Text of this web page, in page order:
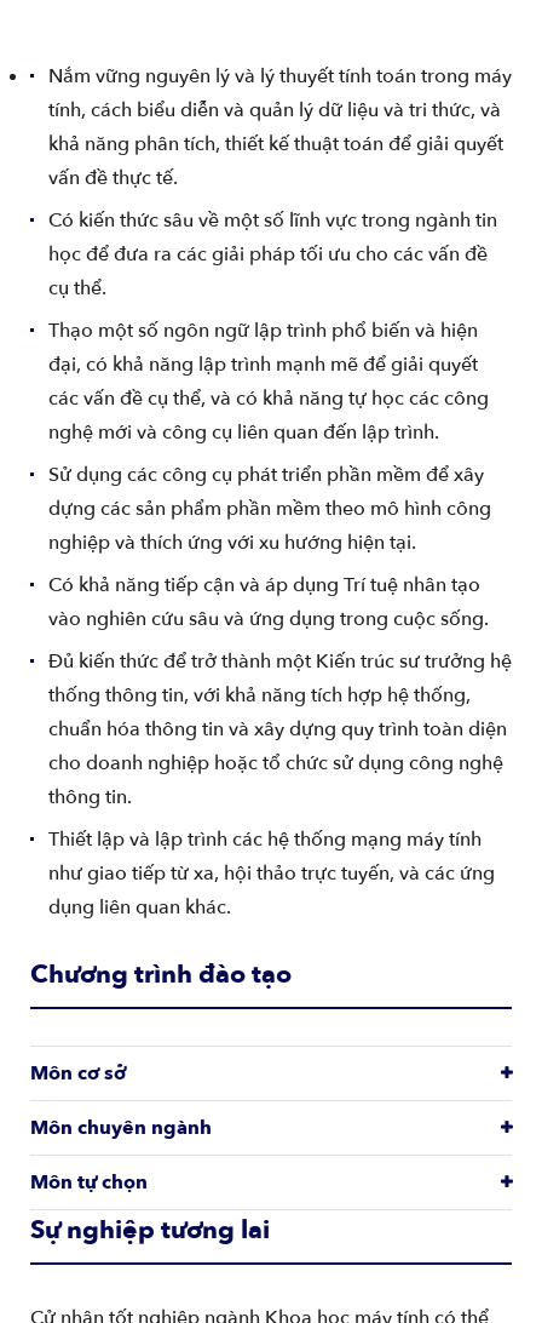
Nắm vững nguyên lý và lý thuyết tính toán trong máy
tính, cách biểu diễn và quản lý dữ liệu và tri thức, và
khả năng phân tích, thiết kế thuật toán để giải quyết
vấn đề thực tế.
Có kiến thức sâu về một số lĩnh vực trong ngành tin
học để đưa ra các giải pháp tối ưu cho các vấn đề
cụ thể.
Thạo một số ngôn ngữ lập trình phổ biến và hiện
đại, có khả năng lập trình mạnh mẽ để giải quyết
các vấn đề cụ thể, và có khả năng tự học các công
nghệ mới và công cụ liên quan đến lập trình.
Sử dụng các công cụ phát triển phần mềm để xây
dựng các sản phẩm phần mềm theo mô hình công
nghiệp và thích ứng với xu hướng hiện tại.
Có khả năng tiếp cận và áp dụng Trí tuệ nhân tạo
vào nghiên cứu sâu và ứng dụng trong cuộc sống.
Đủ kiến thức để trở thành một Kiến trúc sư trưởng hệ
thống thông tin, với khả năng tích hợp hệ thống,
chuẩn hóa thông tin và xây dựng quy trình toàn diện
cho doanh nghiệp hoặc tổ chức sử dụng công nghệ
thông tin.
Thiết lập và lập trình các hệ thống mạng máy tính
như giao tiếp từ xa, hội thảo trực tuyến, và các ứng
dụng liên quan khác.
Chương trình đào tạo
Môn cơ sở
Môn chuyên ngành
Môn tự chọn
Sự nghiệp tương lai